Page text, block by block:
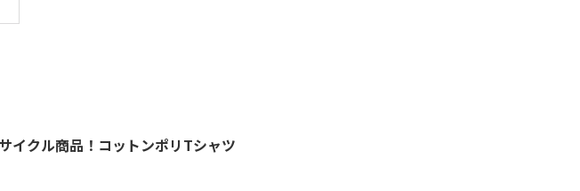
イクル商品！コットンポリTシャツ